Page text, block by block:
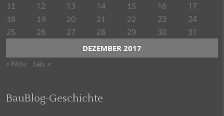
DEZEMBER 2017
11 12 13 14 15 16 17
18 19 20 21 22 23
24
25
26 27 28 29 30 31
« Nov. Jan. »
BauBlog-Geschichte